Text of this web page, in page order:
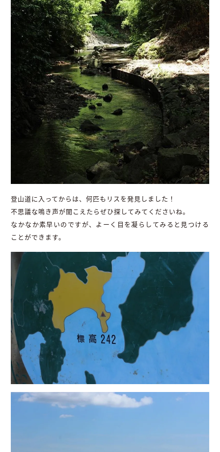
登山道に入ってからは、何匹もリスを発見しました！
不思議な鳴き声が聞こえたらぜひ探してみてくださいね。
なかなか素早いのですが、よーく目を凝らしてみると見つける
ことができます。